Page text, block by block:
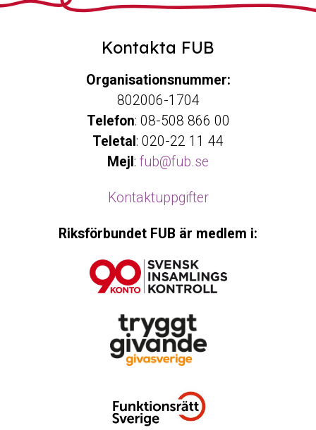
Kontakta FUB
Organisationsnummer:
802006-1704
Telefon: 08-508 866 00
Teletal : 020-22 11 44
Mejl : fub@fub.se
Kontaktuppgifter
Riksförbundet FUB är medlem i: